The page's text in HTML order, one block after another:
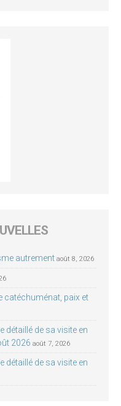
autrement août 8, 2026
catéchuménat, paix et
détaillé de sa visite en
2026 août 7, 2026
détaillé de sa visite en